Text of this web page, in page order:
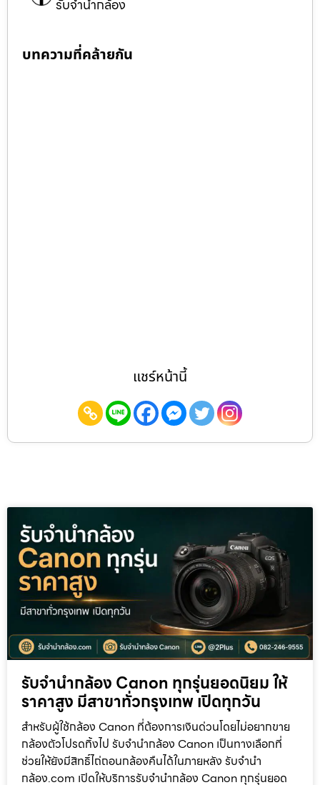
รับจำนำกล้อง
บทความที่คล้ายกัน
แชร์หน้านี้
รับจำนำกล้อง Canon ทุกรุ่นยอดนิยม ให้
ราคาสูง มีสาขาทั่วกรุงเทพ เปิดทุกวัน
สำหรับผู้ใช้กล้อง Canon ที่ต้องการเงินด่วนโดยไม่อยากขาย
กล้องตัวโปรดทิ้งไป รับจำนำกล้อง Canon เป็นทางเลือกที่
ช่วยให้ยังมีสิทธิ์ไถ่ถอนกล้องคืนได้ในภายหลัง รับจำนำ
กล้อง.com เปิดให้บริการรับจำนำกล้อง Canon ทุกรุ่นยอด